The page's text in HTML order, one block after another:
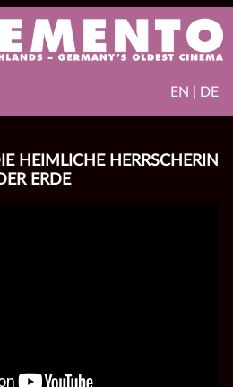
EN | DE
HEIMLICHE HERRSCHERIN
ERDE